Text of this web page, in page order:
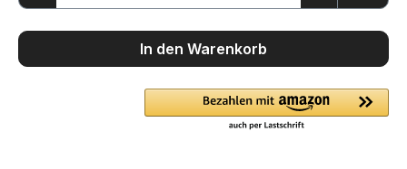
In den Warenkorb